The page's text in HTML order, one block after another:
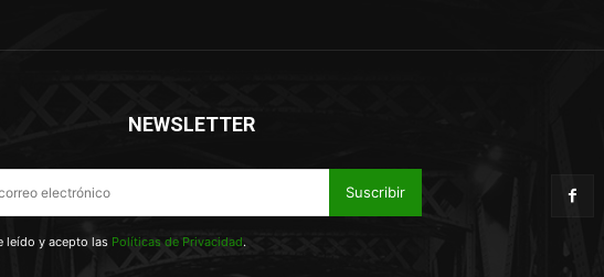
NEWSLETTER
Suscribir
leído y acepto las Políticas de Privacidad.